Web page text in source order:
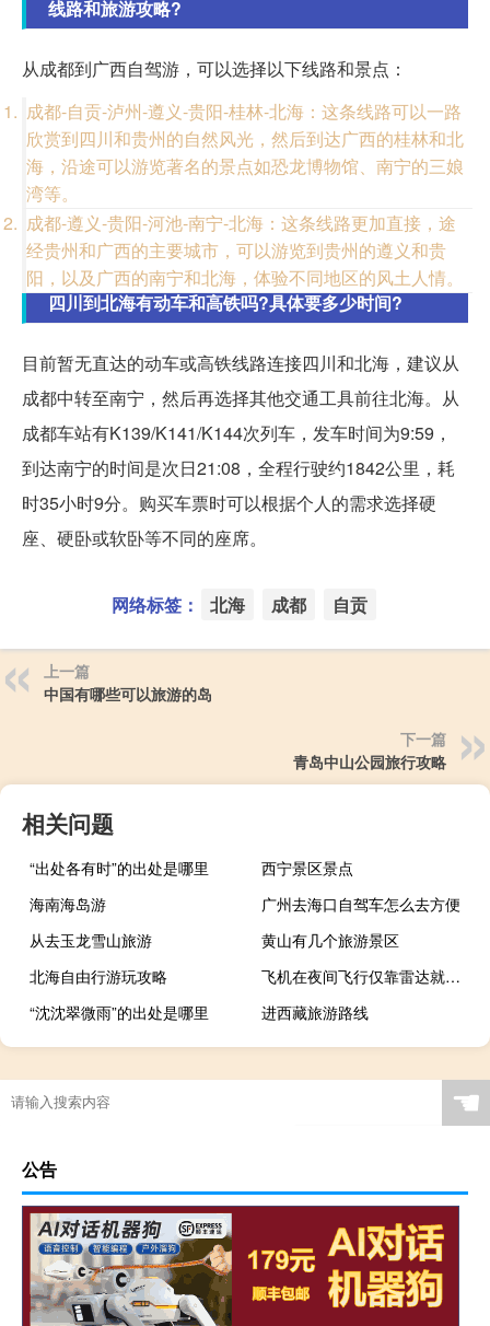
线路和旅游攻略?
从成都到广西自驾游，可以选择以下线路和景点：
成都-自贡-泸州-遵义-贵阳-桂林-北海：这条线路可以一路
欣赏到四川和贵州的自然风光，然后到达广西的桂林和北
海，沿途可以游览著名的景点如恐龙博物馆、南宁的三娘
湾等。
成都-遵义-贵阳-河池-南宁-北海：这条线路更加直接，途
经贵州和广西的主要城市，可以游览到贵州的遵义和贵
阳，以及广西的南宁和北海，体验不同地区的风土人情。
四川到北海有动车和高铁吗?具体要多少时间?
目前暂无直达的动车或高铁线路连接四川和北海，建议从
成都中转至南宁，然后再选择其他交通工具前往北海。从
成都车站有K139/K141/K144次列车，发车时间为9:59，
到达南宁的时间是次日21:08，全程行驶约1842公里，耗
时35小时9分。购买车票时可以根据个人的需求选择硬
座、硬卧或软卧等不同的座席。
网络标签： 北海 成都 自贡
上一篇
中国有哪些可以旅游的岛
下一篇
青岛中山公园旅行攻略
相关问题
“出处各有时”的出处是哪里
西宁景区景点
海南海岛游
广州去海口自驾车怎么去方便
从去玉龙雪山旅游
黄山有几个旅游景区
北海自由行游玩攻略
飞机在夜间飞行仅靠雷达就可以吗答案
“沈沈翠微雨”的出处是哪里
进西藏旅游路线
☚
公告